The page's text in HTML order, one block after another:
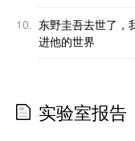
10. 东野圭吾去世了，
进他的世界
实验室报告